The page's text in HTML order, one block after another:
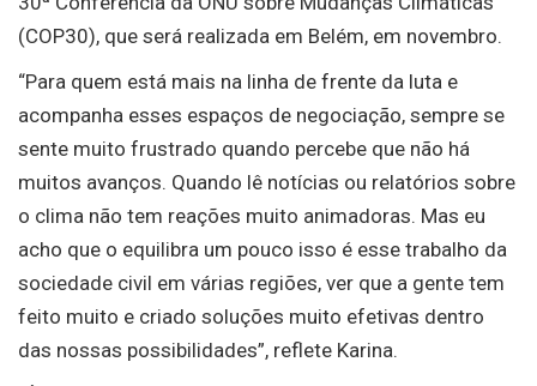
(COP30), que será realizada em Belém, em novembro.
“Para quem está mais na linha de frente da luta e
acompanha esses espaços de negociação, sempre se
sente muito frustrado quando percebe que não há
muitos avanços. Quando lê notícias ou relatórios sobre
o clima não tem reações muito animadoras. Mas eu
acho que o equilibra um pouco isso é esse trabalho da
sociedade civil em várias regiões, ver que a gente tem
feito muito e criado soluções muito efetivas dentro
das nossas possibilidades”, reflete Karina.